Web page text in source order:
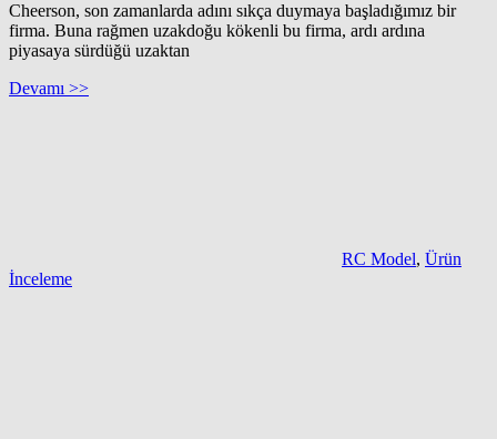
Cheerson, son zamanlarda adını sıkça duymaya başladığımız bir
firma. Buna rağmen uzakdoğu kökenli bu firma, ardı ardına
piyasaya sürdüğü uzaktan
Devamı >>
RC Model, Ürün
İnceleme